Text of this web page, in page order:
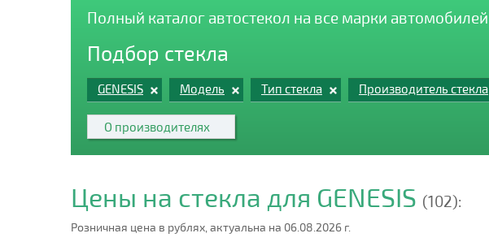
Полный каталог автостекол на все марки автомобилей
Подбор стекла
GENESIS Модель Тип стекла Производитель стекла
О производителях
Цены на стекла для GENESIS (102):
Розничная цена в рублях, актуальна на 06.08.2026 г.